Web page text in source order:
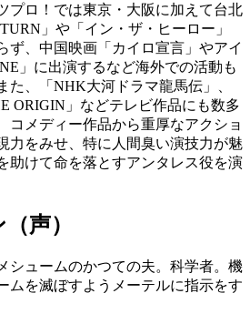
プロ！では東京・大阪に加えて台北
」や「イン・ザ・ヒーロー」
ず、中国映画「カイロ宣言」やアイ
」に出演するなど海外での活動も
た、「NHK大河ドラマ龍馬伝」、
ORIGIN」などテレビ作品にも数多
コメディー作品から重厚なアクショ
力をみせ、特に人間臭い演技力が魅
助けて命を落とすアンタレス役を演
声）
シュームのかつての夫。科学者。機
ムを滅ぼすようメーテルに指示をす